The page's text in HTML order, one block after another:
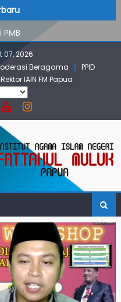
Sae Kolaborasi dengan
Tembus Jurnal
Aktif dengan
Dari Lanny Jaya Hingga
07, 2026
Beragama
PPID
IAIN FM Papua